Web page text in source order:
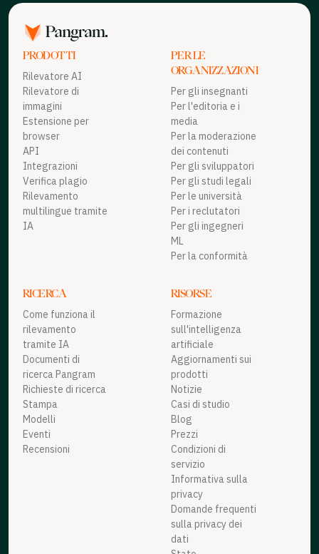
PRODOTTI
Rilevatore AI
Rilevatore di
immagini
Estensione per
browser
API
Integrazioni
Verifica plagio
Rilevamento
multilingue tramite
IA
PER LE
ORGANIZZAZIONI
Per gli insegnanti
Per l'editoria e i
media
Per la moderazione
dei contenuti
Per gli sviluppatori
Per gli studi legali
Per le università
Per i reclutatori
Per gli ingegneri
ML
Per la conformità
RICERCA
Come funziona il
rilevamento
tramite IA
Documenti di
ricerca Pangram
Richieste di ricerca
Stampa
Modelli
Eventi
Recensioni
RISORSE
Formazione
sull'intelligenza
artificiale
Aggiornamenti sui
prodotti
Notizie
Casi di studio
Blog
Prezzi
Condizioni di
servizio
Informativa sulla
privacy
Domande frequenti
sulla privacy dei
dati